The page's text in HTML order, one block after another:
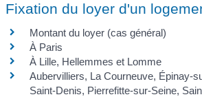
Fixation du loyer d'un
Montant du loyer (cas général)
À Paris
À Lille, Hellemmes et Lomme
Aubervilliers, La Courneuve, Épinay-
Saint-Denis, Pierrefitte-sur-Seine,